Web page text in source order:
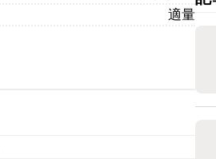
適量